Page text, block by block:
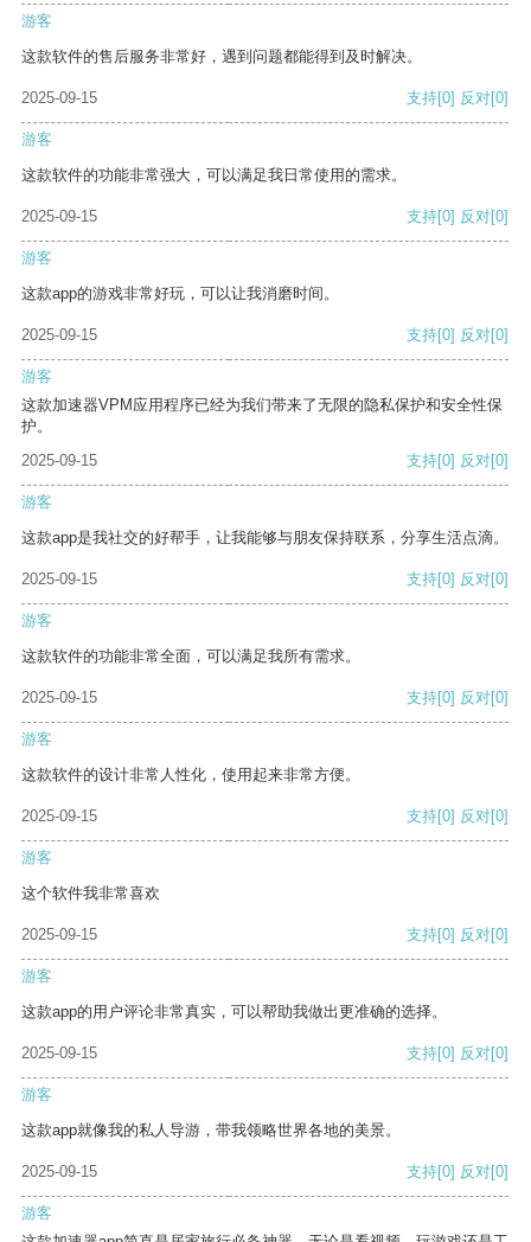
游客
这款软件的售后服务非常好，遇到问题都能得到及时解决。
2025-09-15 支持[0] 反对[0]
游客
这款软件的功能非常强大，可以满足我日常使用的需求。
2025-09-15 支持[0] 反对[0]
游客
这款app的游戏非常好玩，可以让我消磨时间。
2025-09-15 支持[0] 反对[0]
游客
这款加速器VPM应用程序已经为我们带来了无限的隐私保护和安全性保
护。
2025-09-15
支持[0] 反对[0]
游客
这款app是我社交的好帮手，让我能够与朋友保持联系，分享生活点滴。
2025-09-15 支持[0] 反对[0]
游客
这款软件的功能非常全面，可以满足我所有需求。
2025-09-15 支持[0] 反对[0]
游客
这款软件的设计非常人性化，使用起来非常方便。
2025-09-15 支持[0] 反对[0]
游客
这个软件我非常喜欢
2025-09-15 支持[0] 反对[0]
游客
这款app的用户评论非常真实，可以帮助我做出更准确的选择。
2025-09-15 支持[0] 反对[0]
游客
这款app就像我的私人导游，带我领略世界各地的美景。
2025-09-15 支持[0] 反对[0]
游客